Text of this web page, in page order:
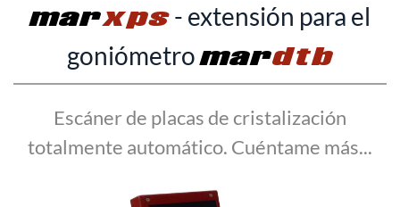
marxps- extensión para el
goniómetromardtb
Escáner de placas de cristalización
totalmente automático. Cuéntame más...